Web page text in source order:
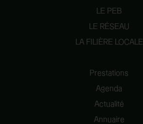
LE PEB
LE RÉSEAU
LA FILIÈRE LOCALE
Prestations
Agenda
Actualité
Annuaire